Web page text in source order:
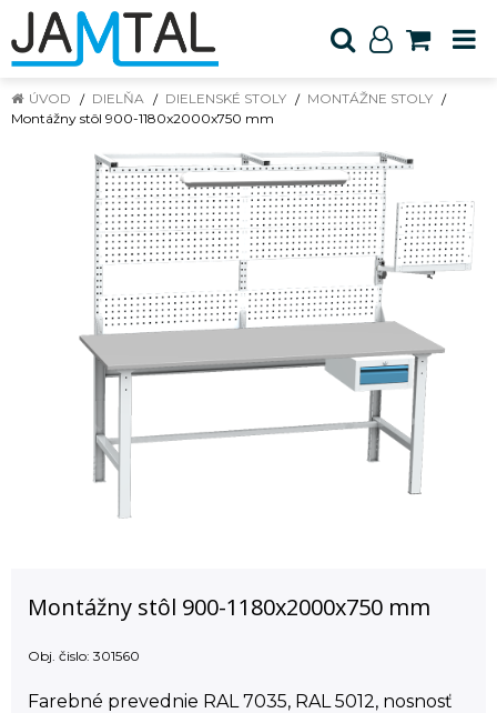
ÚVOD DIELŇA DIELENSKÉ STOLY
MONTÁŽNE STOLY
Montážny stôl 900-1180x2000x750 mm
Montážny stôl 900-1180x2000x750 mm
Obj. čislo: 301560
Farebné prevednie RAL 7035, RAL 5012, nosnosť